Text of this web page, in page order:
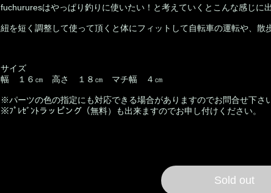
fuchururesはやっぱり釣りに使いたい！と考えていくとこんな感じに
紐を短く調整して使って頂くと体にフィットして自転車の運転や、散
サイズ
幅 １６㎝ 高さ １８㎝ マチ幅 ４㎝
※パーツの色の指定にも対応できる場合がありますのでお問合せ下さ
※ﾌﾟﾚｾﾞﾝﾄラッピング（無料）も出来ますのでお申し付けください。
Sold out